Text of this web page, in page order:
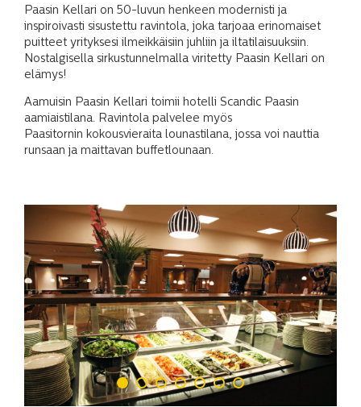
Paasin Kellari on 50-luvun henkeen modernisti ja
inspiroivasti sisustettu ravintola, joka tarjoaa erinomaiset
puitteet yrityksesi ilmeikkäisiin juhliin ja iltatilaisuuksiin.
Nostalgisella sirkustunnelmalla viritetty Paasin Kellari on
elämys!
Aamuisin Paasin Kellari toimii hotelli Scandic Paasin
aamiaistilana. Ravintola palvelee myös
Paasitornin kokousvieraita lounastilana, jossa voi nauttia
runsaan ja maittavan buffetlounaan.